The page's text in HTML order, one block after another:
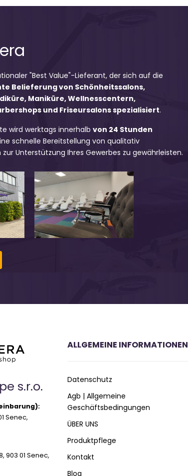
"Best Value"-Lieferant, der sich auf die
Belieferung von Schönheitssalons,
Maniküre, Wellnesscentern,
und Friseursalons spezialisiert.
wird werktags innerhalbvon 24 Stunden
schnelle Bereitstellung von qualitativ
Unterstützung Ihres Gewerbes zu gewährleisten.
s.r.o.
Senec,
903 01 Senec,
ALLGEMEINE INFORMATIONEN
Datenschutz
Agb | Allgemeine
Geschäftsbedingungen
ÜBER UNS
Produktpflege
Kontakt
Blog